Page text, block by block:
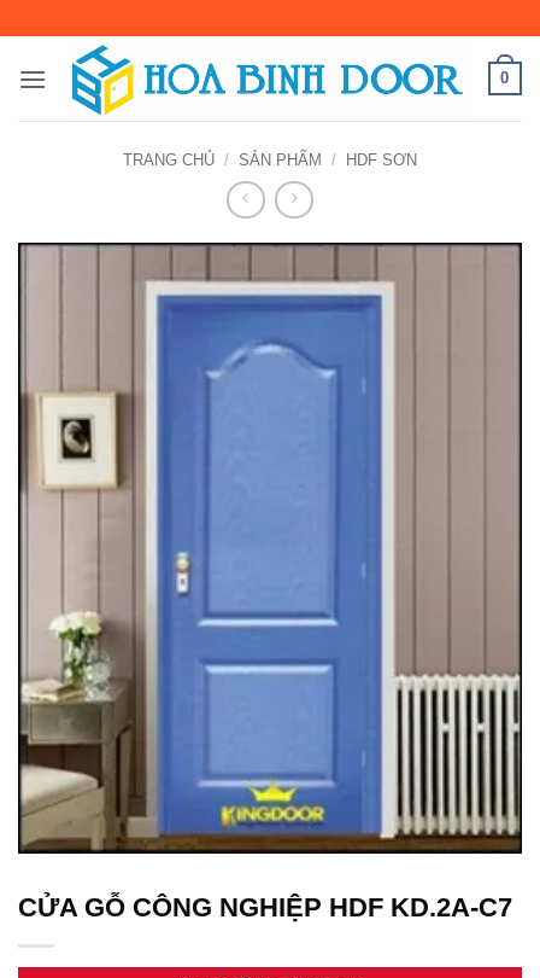
nội
0
TRANG CHỦ / SẢN PHẨM / HDF SƠN
CỬA GỖ CÔNG NGHIỆP HDF KD.2A-C7